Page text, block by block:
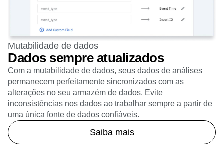
Mutabilidade de dados
Dados sempre atualizados
Com a mutabilidade de dados, seus dados de análises
permanecem perfeitamente sincronizados com as
alterações no seu armazém de dados. Evite
inconsistências nos dados ao trabalhar sempre a partir de
uma única fonte de dados confiáveis.
Saiba mais